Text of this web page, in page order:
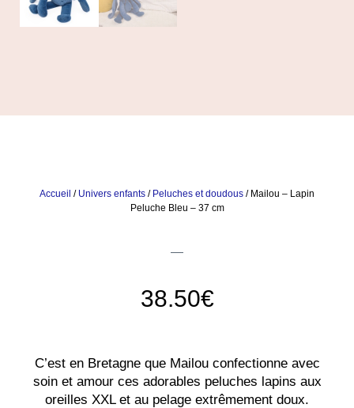
Accueil / Univers enfants / Peluches et doudous / Mailou – Lapin
Peluche Bleu – 37 cm
38.50€
C’est en Bretagne que Mailou confectionne avec
soin et amour ces adorables peluches lapins aux
oreilles XXL et au pelage extrêmement doux.